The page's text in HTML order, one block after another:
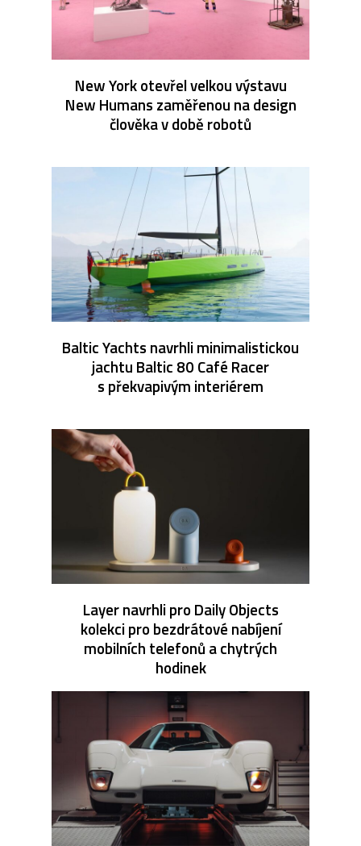
New York otevřel velkou výstavu
New Humans zaměřenou na design
člověka v době robotů
Baltic Yachts navrhli minimalistickou
jachtu Baltic 80 Café Racer
s překvapivým interiérem
Layer navrhli pro Daily Objects
kolekci pro bezdrátové nabíjení
mobilních telefonů a chytrých
hodinek